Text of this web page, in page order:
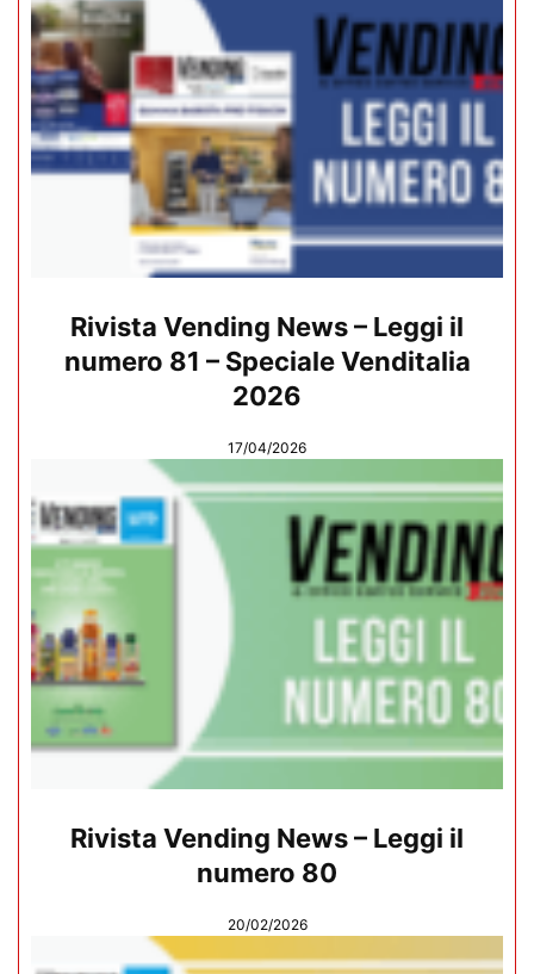
Rivista Vending News – Leggi il
numero 81 – Speciale Venditalia
2026
17/04/2026
Rivista Vending News – Leggi il
numero 80
20/02/2026